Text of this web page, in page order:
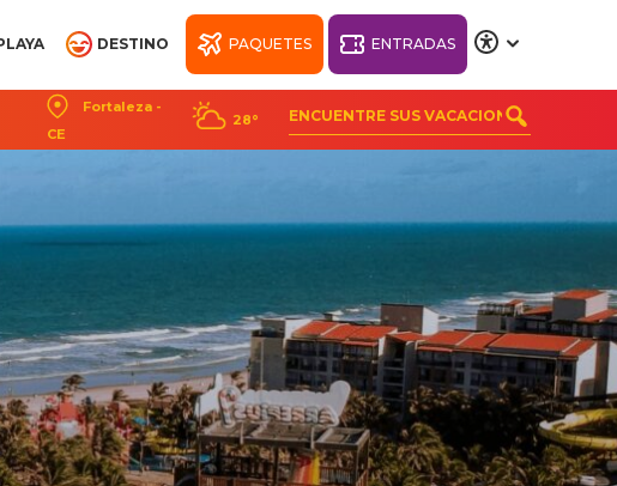
DESTINO PAQUETES ENTRADAS
Fortaleza -
CE
28°
RESORT
PARK RESORT